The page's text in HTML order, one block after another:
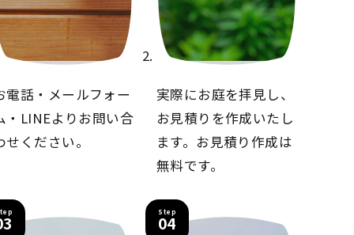
電話・メールフォー
・LINEよりお問い合
せください。
実際にお庭を拝見し、
お見積りを作成いたし
ます。 お見積り作成は
無料です。
Step
04